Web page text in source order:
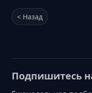
< Назад
Подпишитесь